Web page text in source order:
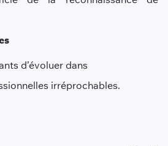
d’évoluer dans
irréprochables.